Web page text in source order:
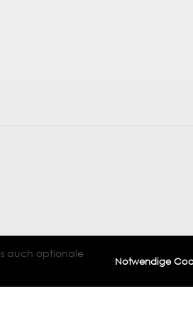
auch optionale
Notwendige